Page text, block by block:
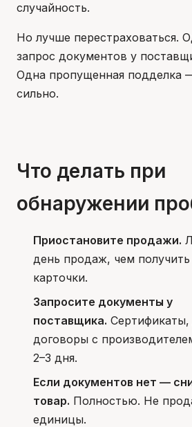
случайность.
Но лучше перестраховаться.
запрос документов у
Одна пропущенная подделка
сильно.
Что делать при
обнаружении
Приостановите продажи.
день продаж, чем
карточки.
Запросите документы у
поставщика.
договоры с
2–3 дня.
Если документов нет —
товар. Полностью. Не
единицы.